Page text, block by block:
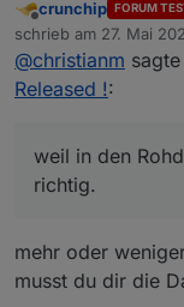
@
Offline
crunchip FORUM
schrieb am 27. Mai
zuletzt editiert von
@christianm
Released !:
weil in den
richtig.
mehr oder
musst du dir die